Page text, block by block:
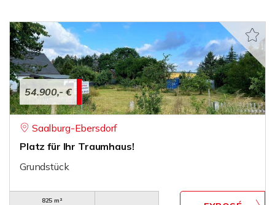
54.900,- €
Saalburg-Ebersdorf
Platz für Ihr Traumhaus!
Grundstück
825 m²